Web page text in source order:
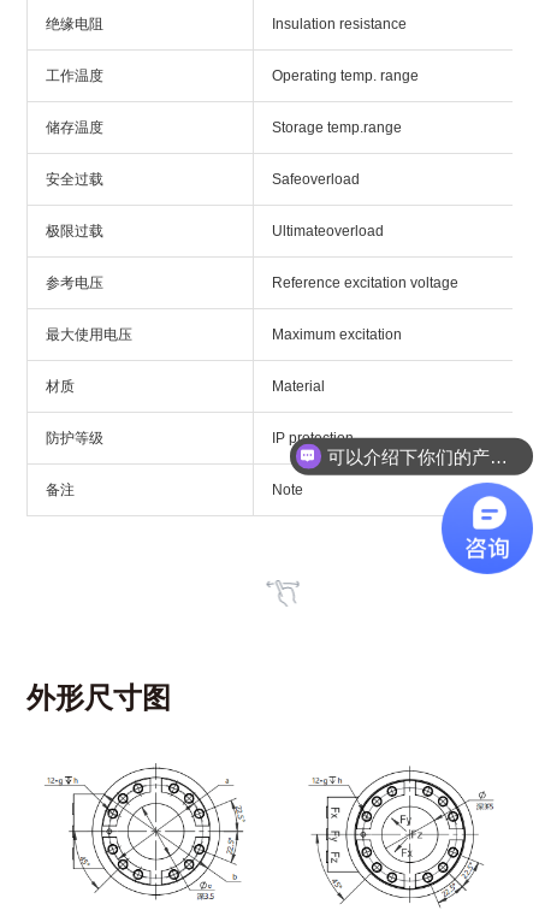
绝缘电阻 Insulation resistance
工作温度 Operating temp. range
储存温度 Storage temp.range
安全过载 Safeoverload
极限过载 Ultimateoverload
参考电压 Reference excitation voltage
最大使用电压 Maximum excitation
材质 Material
防护等级 IP protection
备注 Note
外形尺寸图
可以介绍下你们的产品么？